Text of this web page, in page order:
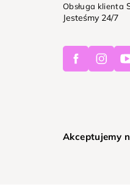
Obsługa klienta
Jesteśmy 24/7
FacebookInstagram
Akceptujemy